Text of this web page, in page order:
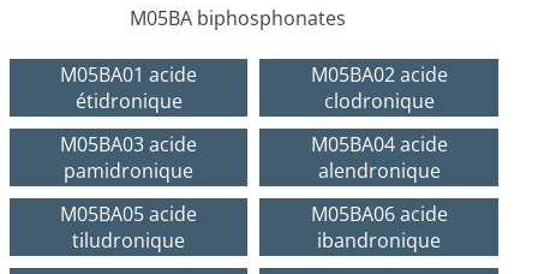
M05BA biphosphonates
M05BA01 acide
étidronique
M05BA02 acide
clodronique
M05BA03 acide
pamidronique
M05BA04 acide
alendronique
M05BA05 acide
tiludronique
M05BA06 acide
ibandronique